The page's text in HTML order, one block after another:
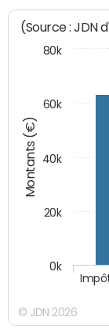
Montants (€)
(Source : JDN
0k
20k
40k
60k
80k
© JDN 2026